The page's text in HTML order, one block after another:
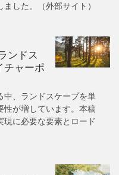
した。（外部サイト）
ンドス
チャーポ
中、ランドスケープを単
性が増しています。本稿
に必要な要素とロード